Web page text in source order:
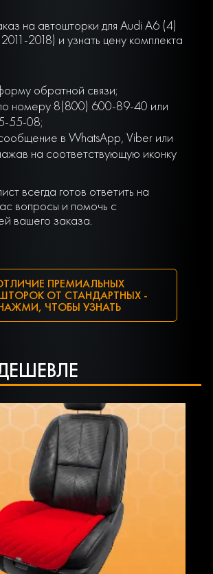
на автошторки для Audi A6 (4)
2018) и узнать цену комплекта
обратной связи;
номеру 8(800) 600-89-40 или
55-08;
в WhatsApp, Viber или
на соответствующую иконку
всегда готов ответить на
вопросы и помочь с
вашего заказа.
ПРЕМИАЛЬНЫХ
ОТ СТАНДАРТНЫХ -
ЧТОБЫ УЗНАТЬ